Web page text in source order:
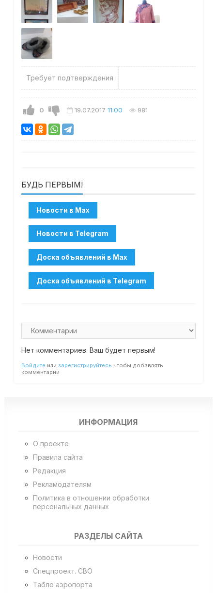
Требует подтверждения
0 19.07.2017 11:00 981
БУДЬ ПЕРВЫМ!
Нет комментариев. Ваш будет первым!
Войдите или зарегистрируйтесь чтобы добавлять
комментарии
ИНФОРМАЦИЯ
О проекте
Правила сайта
Редакция
Рекламодателям
Политика в отношении обработки
персональных данных
РАЗДЕЛЫ САЙТА
Новости
Спецпроект. СВО
Табло аэропорта